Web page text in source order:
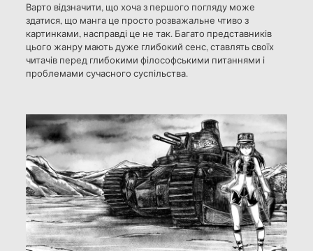
Варто відзначити, що хоча з першого погляду може
здатися, що манга це просто розважальне чтиво з
картинками, насправді це не так. Багато представників
цього жанру мають дуже глибокий сенс, ставлять своїх
читачів перед глибокими філософськими питаннями і
проблемами сучасного суспільства.